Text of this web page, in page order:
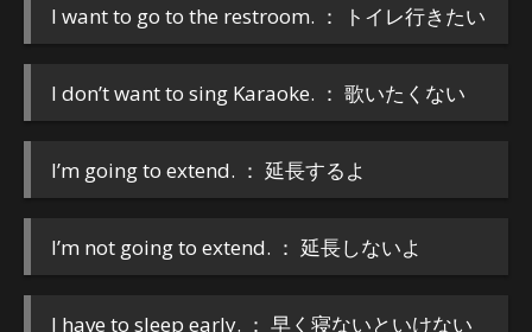
I want to go to the restroom. ： トイレ行きたい
I don’t want to sing Karaoke. ： 歌いたくない
I’m going to extend. ： 延長するよ
I’m not going to extend. ： 延長しないよ
I have to sleep early. ： 早く寝ないといけない